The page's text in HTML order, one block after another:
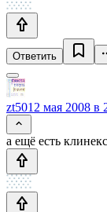
Ответить
zt5012 мая 2008 в
а ещё есть